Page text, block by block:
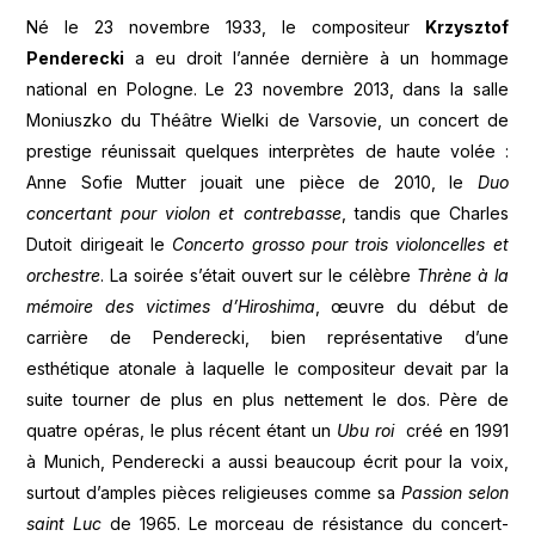
Né le 23 novembre 1933, le compositeur Krzysztof
Penderecki a eu droit l’année dernière à un hommage
national en Pologne. Le 23 novembre 2013, dans la salle
Moniuszko du Théâtre Wielki de Varsovie, un concert de
prestige réunissait quelques interprètes de haute volée :
Anne Sofie Mutter jouait une pièce de 2010, le Duo
concertant pour violon et contrebasse, tandis que Charles
Dutoit dirigeait le Concerto grosso pour trois violoncelles et
orchestre. La soirée s’était ouvert sur le célèbre Thrène à la
mémoire des victimes d’Hiroshima , œuvre du début de
carrière de Penderecki, bien représentative d’une
esthétique atonale à laquelle le compositeur devait par la
suite tourner de plus en plus nettement le dos. Père de
quatre opéras, le plus récent étant un Ubu roicréé en 1991
à Munich, Penderecki a aussi beaucoup écrit pour la voix,
surtout d’amples pièces religieuses comme sa Passion selon
saint Luc de 1965. Le morceau de résistance du concert-